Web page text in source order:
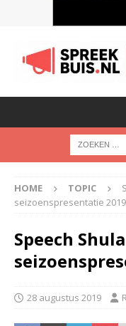
HOME TOPIC
seizoenspresentatie
Speech
28 augustus 2019